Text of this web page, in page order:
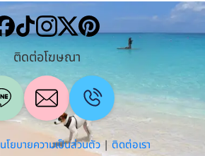
ติดต่อโฆษณา
นโยบายความเป็นส่วนตัว| ติดต่อเรา